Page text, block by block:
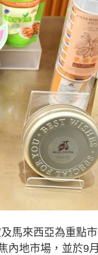
馬來西亞為重點市
內地市場，並於9月